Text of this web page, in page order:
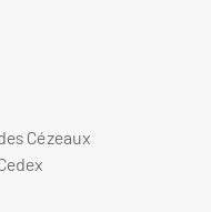
Cézeaux